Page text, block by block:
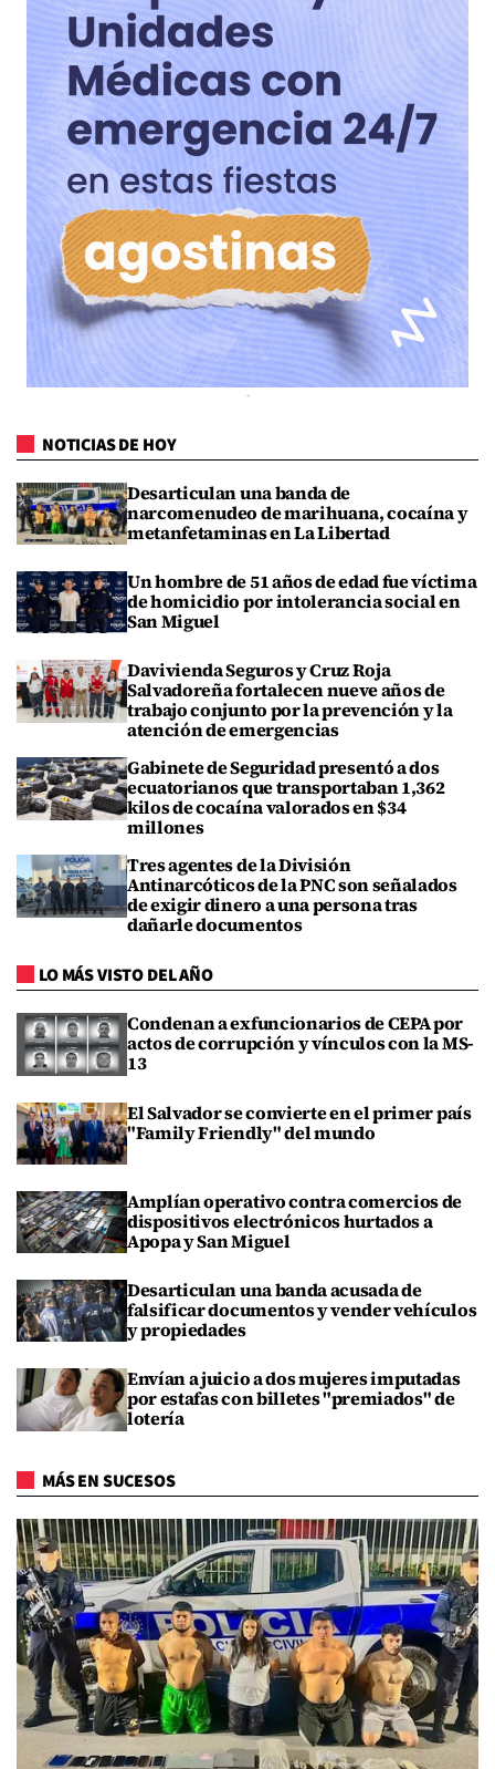
NOTICIAS DE HOY
Desarticulan una banda de
narcomenudeo de marihuana, cocaína y
metanfetaminas en La Libertad
Un hombre de 51 años de edad fue víctima
de homicidio por intolerancia social en
San Miguel
Davivienda Seguros y Cruz Roja
Salvadoreña fortalecen nueve años de
trabajo conjunto por la prevención y la
atención de emergencias
Gabinete de Seguridad presentó a dos
ecuatorianos que transportaban 1,362
kilos de cocaína valorados en $34
millones
Tres agentes de la División
Antinarcóticos de la PNC son señalados
de exigir dinero a una persona tras
dañarle documentos
LO MÁS VISTO DEL AÑO
Condenan a exfuncionarios de CEPA por
actos de corrupción y vínculos con la MS-
13
El Salvador se convierte en el primer país
"Family Friendly" del mundo
Amplían operativo contra comercios de
dispositivos electrónicos hurtados a
Apopa y San Miguel
Desarticulan una banda acusada de
falsificar documentos y vender vehículos
y propiedades
Envían a juicio a dos mujeres imputadas
por estafas con billetes "premiados" de
lotería
MÁS EN SUCESOS